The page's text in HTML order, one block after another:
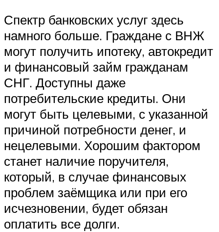
Спектр банковских услуг здесь
намного больше. Граждане с ВНЖ
могут получить ипотеку, автокредит
и финансовый займ гражданам
СНГ. Доступны даже
потребительские кредиты. Они
могут быть целевыми, с указанной
причиной потребности денег, и
нецелевыми. Хорошим фактором
станет наличие поручителя,
который, в случае финансовых
проблем заёмщика или при его
исчезновении, будет обязан
оплатить все долги.